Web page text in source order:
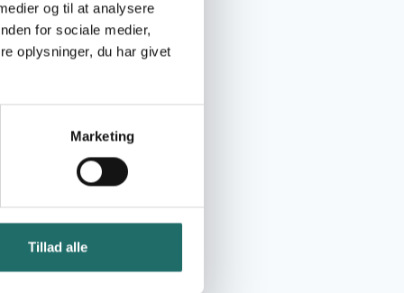
og til at analysere
for sociale medier,
oplysninger, du har givet
Marketing
Tillad alle